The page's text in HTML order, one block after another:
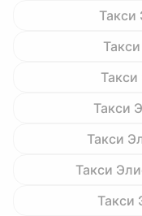
Такси
Такси
Такси
Такси
Такси